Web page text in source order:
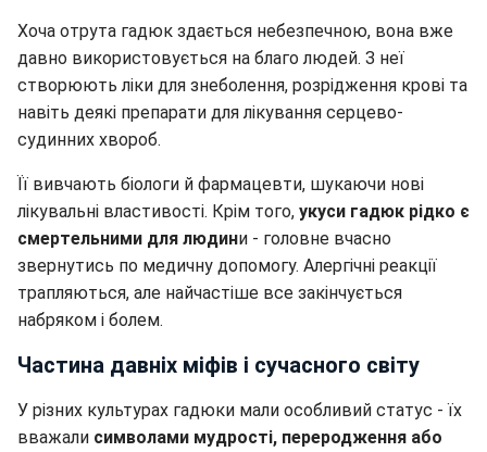
Хоча отрута гадюк здається небезпечною, вона вже
давно використовується на благо людей. З неї
створюють ліки для знеболення, розрідження крові та
навіть деякі препарати для лікування серцево-
судинних хвороб.
Її вивчають біологи й фармацевти, шукаючи нові
лікувальні властивості. Крім того, укуси гадюк рідко є
смертельними для людини - головне вчасно
звернутись по медичну допомогу. Алергічні реакції
трапляються, але найчастіше все закінчується
набряком і болем.
Частина давніх міфів і сучасного світу
У різних культурах гадюки мали особливий статус - їх
вважали символами мудрості, переродження або